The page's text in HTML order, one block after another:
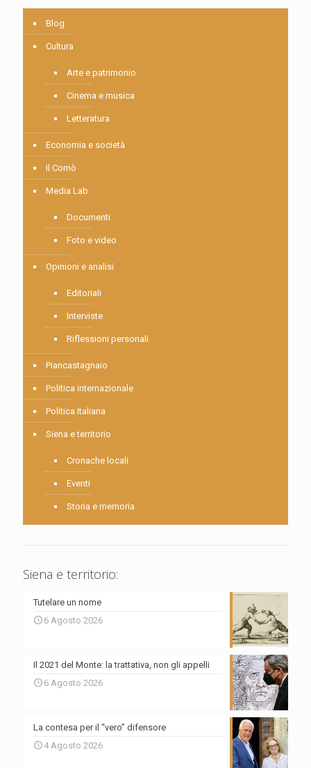
Blog
Cultura
Arte e patrimonio
Cinema e musica
Letteratura
Economia e società
Il Comò
Media Lab
Documenti
Foto e video
Opinioni e analisi
Editoriali
Interviste
Riflessioni personali
Piancastagnaio
Politica internazionale
Politica Italiana
Siena e territorio
Cronache locali
Eventi
Storia e memoria
Siena e territorio:
Tutelare un nome
6 Agosto 2026
Il 2021 del Monte: la trattativa, non gli appelli
6 Agosto 2026
La contesa per il “vero” difensore
4 Agosto 2026